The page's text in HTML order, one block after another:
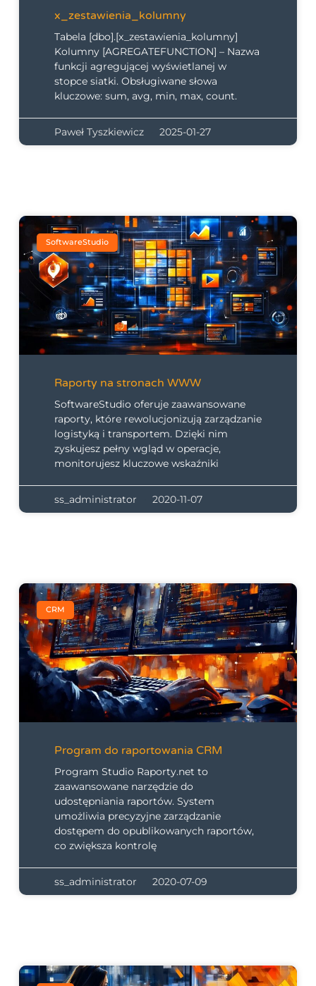
x_zestawienia_kolumny
Tabela [dbo].[x_zestawienia_kolumny]
Kolumny [AGREGATEFUNCTION] – Nazwa
funkcji agregującej wyświetlanej w
stopce siatki. Obsługiwane słowa
kluczowe: sum, avg, min, max, count.
Paweł Tyszkiewicz 2025-01-27
SoftwareStudio
Raporty na stronach WWW
SoftwareStudio oferuje zaawansowane
raporty, które rewolucjonizują zarządzanie
logistyką i transportem. Dzięki nim
zyskujesz pełny wgląd w operacje,
monitorujesz kluczowe wskaźniki
ss_administrator 2020-11-07
CRM
Program do raportowania CRM
Program Studio Raporty.net to
zaawansowane narzędzie do
udostępniania raportów. System
umożliwia precyzyjne zarządzanie
dostępem do opublikowanych raportów,
co zwiększa kontrolę
ss_administrator 2020-07-09